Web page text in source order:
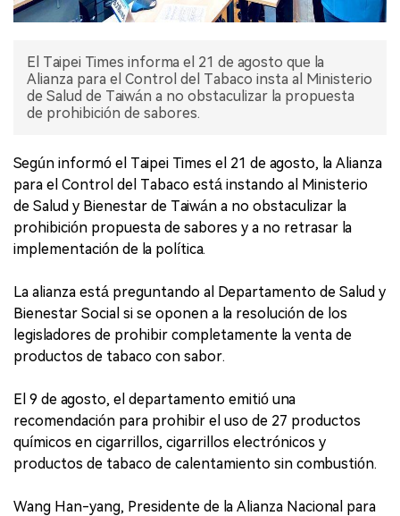
El Taipei Times informa el 21 de agosto que la
Alianza para el Control del Tabaco insta al Ministerio
de Salud de Taiwán a no obstaculizar la propuesta
de prohibición de sabores.
Según informó el Taipei Times el 21 de agosto, la Alianza
para el Control del Tabaco está instando al Ministerio
de Salud y Bienestar de Taiwán a no obstaculizar la
prohibición propuesta de sabores y a no retrasar la
implementación de la política.
La alianza está preguntando al Departamento de Salud y
Bienestar Social si se oponen a la resolución de los
legisladores de prohibir completamente la venta de
productos de tabaco con sabor.
El 9 de agosto, el departamento emitió una
recomendación para prohibir el uso de 27 productos
químicos en cigarrillos, cigarrillos electrónicos y
productos de tabaco de calentamiento sin combustión.
Wang Han-yang, Presidente de la Alianza Nacional para